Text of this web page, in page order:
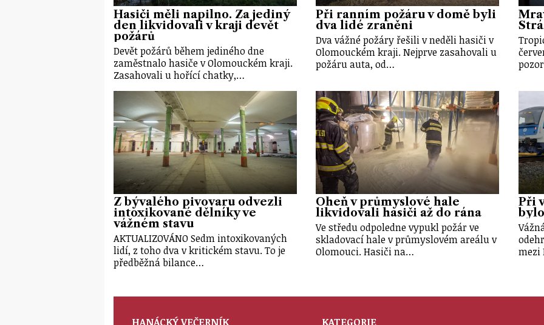
Hasiči měli napilno. Za jediný
den likvidovali v kraji devět
požárů
Devět požárů během jediného dne
zaměstnalo hasiče v Olomouckém kraji.
Zasahovali u hořící chatky,…
Při ranním požáru v domě byli
dva lidé zraněni
Dva vážné požáry řešili v neděli hasiči v
Olomouckém kraji. Nejprve zasahovali u
požáru auta, od…
Z bývalého pivovaru odvezli
intoxikované dělníky ve
vážném stavu
AKTUALIZOVÁNO Sedm intoxikovaných
lidí, z toho dva v kritickém stavu. To je
předběžná bilance…
Oheň v průmyslové hale
likvidovali hasiči až do rána
Ve středu odpoledne vypukl požár ve
skladovací hale v průmyslovém areálu v
Olomouci. Hasiči na…
Při
mezi
HANÁCKÝ VEČERNÍK KATEGORIE